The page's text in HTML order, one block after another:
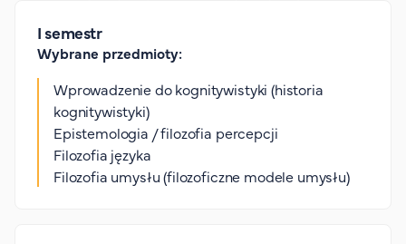
Zasady przyjęcia na studia
Harmonogram przyjęć na studia
O PUW
O nas
Akademia Online
Jak się studiuje przez Internet?
I semestr
Wybrane przedmioty:
Wprowadzenie do kognitywistyki (historia
kognitywistyki)
Epistemologia / filozofia percepcji
Filozofia języka
Filozofia umysłu (filozoficzne modele umysłu)